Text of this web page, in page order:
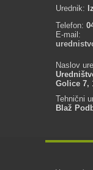
Urednik:
Telefon:
E-mail:
Naslov
Golice 7,
Tehnični
Blaž